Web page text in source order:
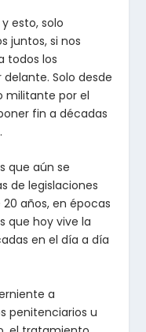
esto, solo
juntos, si nos
todos los
Solo desde
militante por el
fin a décadas
que aún se
de legislaciones
años, en épocas
que hoy vive la
en el día a día
a
penitenciarios u